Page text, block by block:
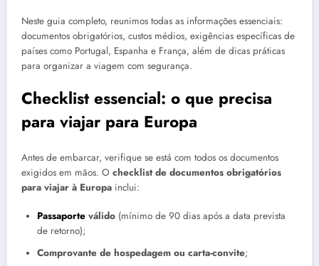
Neste guia completo, reunimos todas as informações essenciais:
documentos obrigatórios, custos médios, exigências específicas de
países como Portugal, Espanha e França, além de dicas práticas
para organizar a viagem com segurança.
Checklist essencial: o que precisa
para viajar para Europa
Antes de embarcar, verifique se está com todos os documentos
exigidos em mãos. O checklist de documentos obrigatórios
para viajar à Europa inclui:
Passaporte válido (mínimo de 90 dias após a data prevista
de retorno);
Comprovante de hospedagem ou carta-convite;